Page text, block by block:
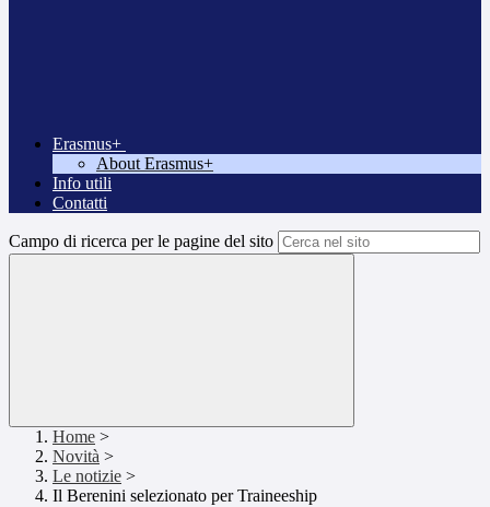
Erasmus+
About Erasmus+
Info utili
Contatti
Campo di ricerca per le pagine del sito
Home >
Novità >
Le notizie >
Il Berenini selezionato per Traineeship